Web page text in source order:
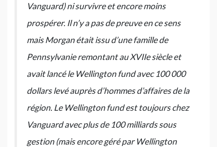
Vanguard) ni survivre et encore moins
prospérer. Il n’y a pas de preuve en ce sens
mais Morgan était issu d’une famille de
Pennsylvanie remontant au XVIIe siècle et
avait lancé le Wellington fund avec 100 000
dollars levé auprès d’hommes d’affaires de la
région. Le Wellington fund est toujours chez
Vanguard avec plus de 100 milliards sous
gestion (mais encore géré par Wellington